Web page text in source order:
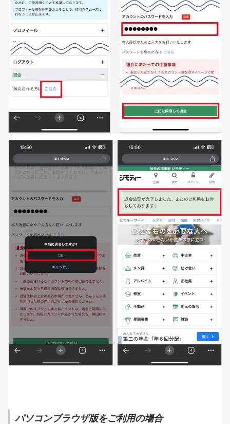
パソコンブラウザ版をご利用の場合